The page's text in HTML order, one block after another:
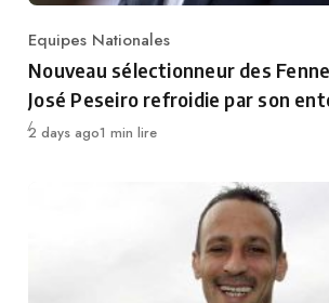
Category
Equipes Nationales
Nouveau sélectionneur des
José Peseiro refroidie par son
Publié
2 days ago1 min lire